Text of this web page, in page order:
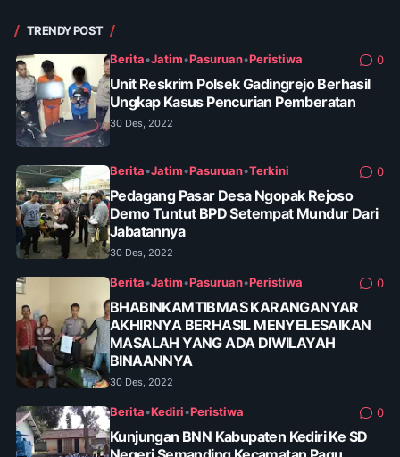
TRENDY POST
Berita•Jatim•Pasuruan•Peristiwa 0
Unit Reskrim Polsek Gadingrejo Berhasil
Ungkap Kasus Pencurian Pemberatan
30 Des, 2022
Berita•Jatim•Pasuruan•Terkini 0
Pedagang Pasar Desa Ngopak Rejoso
Demo Tuntut BPD Setempat Mundur Dari
Jabatannya
30 Des, 2022
Berita•Jatim•Pasuruan•Peristiwa 0
BHABINKAMTIBMAS KARANGANYAR
AKHIRNYA BERHASIL MENYELESAIKAN
MASALAH YANG ADA DIWILAYAH
BINAANNYA
30 Des, 2022
Berita•Kediri•Peristiwa 0
Kunjungan BNN Kabupaten Kediri Ke SD